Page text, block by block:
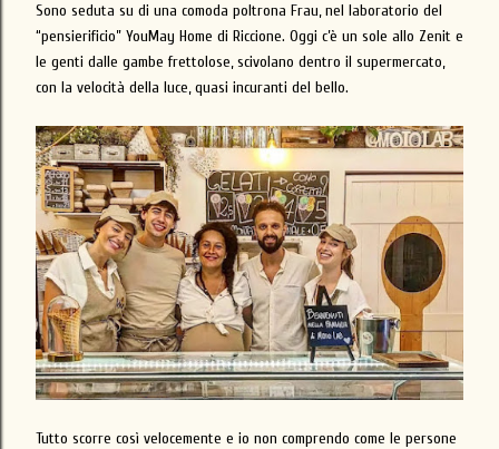
Sono seduta su di una comoda poltrona Frau, nel laboratorio del
“pensierificio” YouMay Home di Riccione. Oggi c’è un sole allo Zenit e
le genti dalle gambe frettolose, scivolano dentro il supermercato,
con la velocità della luce, quasi incuranti del bello.
Tutto scorre così velocemente e io non comprendo come le persone